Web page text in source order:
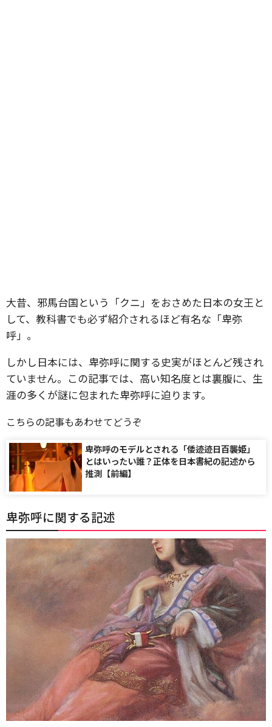
大昔、邪馬台国という「クニ」をおさめた日本の女王と
して、教科書でも必ず紹介されるほど有名な「卑弥
呼」。
しかし日本には、卑弥呼に関する史実がほとんど残され
ていません。この記事では、高い知名度とは裏腹に、生
涯の多くが謎に包まれた卑弥呼に迫ります。
こちらの記事もあわせてどうぞ
卑弥呼のモデルとされる「倭迹迹日百襲姫」
とはいったい誰？正体を日本書紀の記述から
推測【前編】
卑弥呼に関する記述